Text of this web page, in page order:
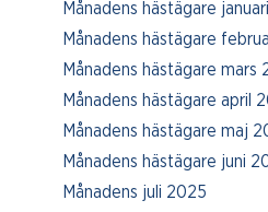
Månadens hästägare
Månadens hästägare
Månadens hästägare mars
Månadens hästägare april
Månadens hästägare maj
Månadens hästägare juni
Månadens juli 2025